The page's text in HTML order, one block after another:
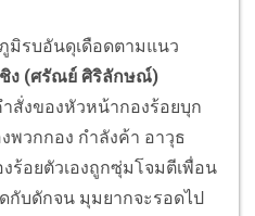
รบอันดุเดือดตามแนว
ง (ศรัณย์ ศิริลักษณ์)
สั่งของหัวหน้ากองร้อยบุก
พวกกอง กำลังค้า อาวุธ
ร้อยตัวเองถูกซุ่มโจมตีเพื่อน
กับดักจน มุมยากจะรอดไป